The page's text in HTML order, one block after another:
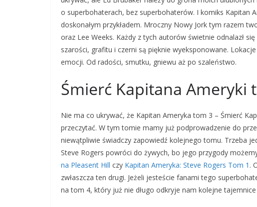
o superbohaterach, bez superbohaterów. I komiks Kapitan
doskonałym przykładem. Mroczny Nowy Jork tym razem
oraz Lee Weeks. Każdy z tych autorów świetnie odnalazł
szarości, grafitu i czerni są pięknie wyeksponowane.
emocji. Od radości, smutku, gniewu aż po szaleństwo.
Śmierć Kapitana Ameryki
Nie ma co ukrywać, że Kapitan Ameryka tom 3 – Śmierć
przeczytać. W tym tomie mamy już podprowadzenie do
niewątpliwie świadczy zapowiedź kolejnego tomu. Trzeba
Steve Rogers powróci do żywych, bo jego przygody
na Pleasent Hill czy Kapitan Ameryka: Steve Rogers Tom 1 .
zwłaszcza ten drugi. Jeżeli jesteście fanami tego
na tom 4, który już nie długo odkryje nam kolejne